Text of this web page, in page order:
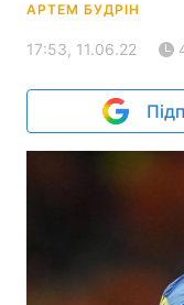
АРТЕМ БУДРІН
17:53, 11.06.22